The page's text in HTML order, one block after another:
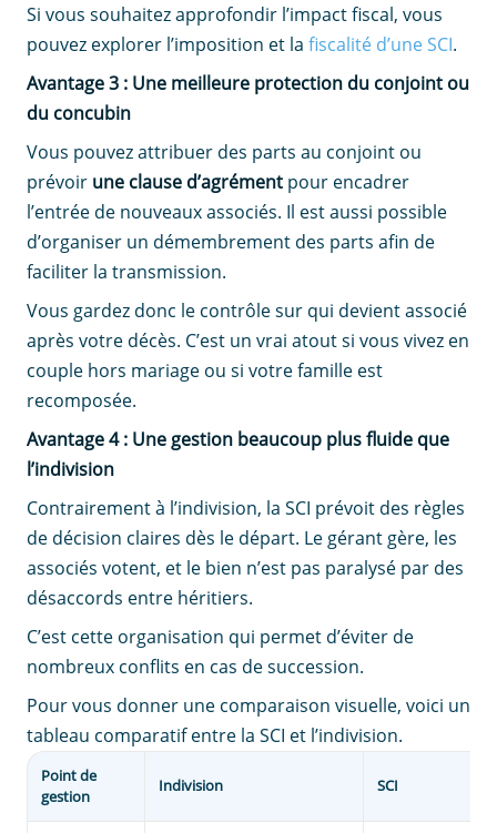
Si vous souhaitez approfondir l’impact fiscal, vous
pouvez explorer l’imposition et la fiscalité d’une SCI.
Avantage 3 : Une meilleure protection du conjoint ou
du concubin
Vous pouvez attribuer des parts au conjoint ou
prévoir une clause d’agrément pour encadrer
l’entrée de nouveaux associés. Il est aussi possible
d’organiser un démembrement des parts afin de
faciliter la transmission.
Vous gardez donc le contrôle sur qui devient associé
après votre décès. C’est un vrai atout si vous vivez en
couple hors mariage ou si votre famille est
recomposée.
Avantage 4 : Une gestion beaucoup plus fluide que
l’indivision
Contrairement à l’indivision, la SCI prévoit des règles
de décision claires dès le départ. Le gérant gère, les
associés votent, et le bien n’est pas paralysé par des
désaccords entre héritiers.
C’est cette organisation qui permet d’éviter de
nombreux conflits en cas de succession.
Pour vous donner une comparaison visuelle, voici un
tableau comparatif entre la SCI et l’indivision.
Point de
gestion
Indivision SCI